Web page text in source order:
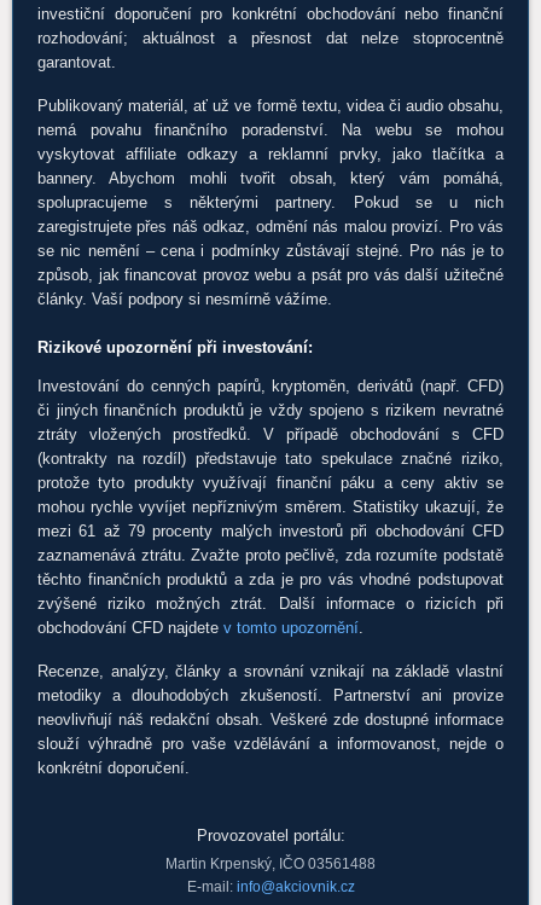
investiční doporučení pro konkrétní obchodování nebo finanční
rozhodování; aktuálnost a přesnost dat nelze stoprocentně
garantovat.
Publikovaný materiál, ať už ve formě textu, videa či audio obsahu,
nemá povahu finančního poradenství. Na webu se mohou
vyskytovat affiliate odkazy a reklamní prvky, jako tlačítka a
bannery. Abychom mohli tvořit obsah, který vám pomáhá,
spolupracujeme s některými partnery. Pokud se u nich
zaregistrujete přes náš odkaz, odmění nás malou provizí. Pro vás
se nic nemění – cena i podmínky zůstávají stejné. Pro nás je to
způsob, jak financovat provoz webu a psát pro vás další užitečné
články. Vaší podpory si nesmírně vážíme.
Rizikové upozornění při investování:
Investování do cenných papírů, kryptoměn, derivátů (např. CFD)
či jiných finančních produktů je vždy spojeno s rizikem nevratné
ztráty vložených prostředků. V případě obchodování s CFD
(kontrakty na rozdíl) představuje tato spekulace značné riziko,
protože tyto produkty využívají finanční páku a ceny aktiv se
mohou rychle vyvíjet nepříznivým směrem. Statistiky ukazují, že
mezi 61 až 79 procenty malých investorů při obchodování CFD
zaznamenává ztrátu. Zvažte proto pečlivě, zda rozumíte podstatě
těchto finančních produktů a zda je pro vás vhodné podstupovat
zvýšené riziko možných ztrát. Další informace o rizicích při
obchodování CFD najdete v tomto upozornění.
Recenze, analýzy, články a srovnání vznikají na základě vlastní
metodiky a dlouhodobých zkušeností. Partnerství ani provize
neovlivňují náš redakční obsah. Veškeré zde dostupné informace
slouží výhradně pro vaše vzdělávání a informovanost, nejde o
konkrétní doporučení.
Provozovatel portálu:
Martin Krpenský, IČO 03561488
E-mail: info@akciovnik.cz